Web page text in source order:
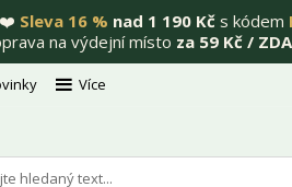
❤️ Sleva 16 % nad 1 190 Kčs kódem
na výdejní místo za 59 Kč /
Více